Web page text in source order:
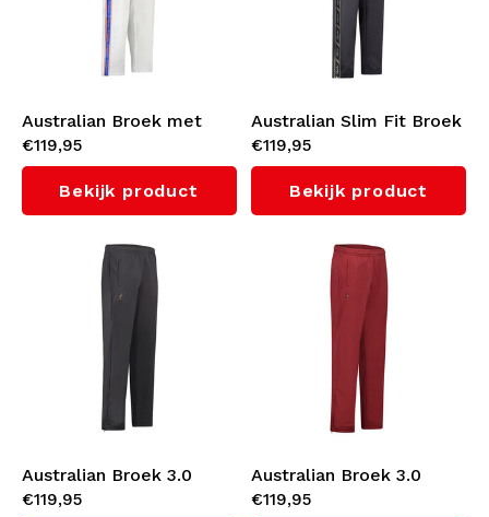
Australian Broek met
oranje bies 3.0 (White)
€119,95
Bekijk product
Australian Slim Fit Broek
met zwarte bies 3.0
(Titanium Grey)
€119,95
Bekijk product
Australian Broek 3.0
(Titanium Grey)
€119,95
Australian Broek 3.0
(Bordeaux)
€119,95